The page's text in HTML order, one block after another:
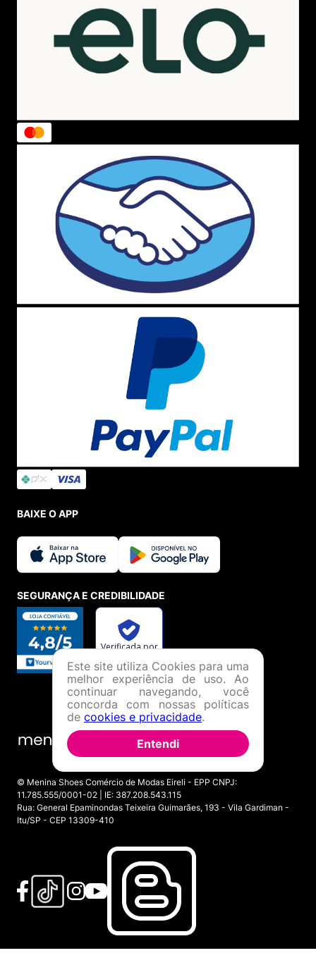
BAIXE O APP
SEGURANÇA E CREDIBILIDADE
© Menina Shoes Comércio de Modas Eireli - EPP CNPJ:
11.785.555/0001-02 | IE: 387.208.543.115
Rua: General Epaminondas Teixeira Guimarães, 193 - Vila Gardiman -
Itu/SP - CEP 13309-410
Este site utiliza Cookies para uma
melhor experiência de uso. Ao
continuar navegando, você
concorda com nossas políticas
de cookies e privacidade.
Entendi